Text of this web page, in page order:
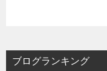
ブログランキング